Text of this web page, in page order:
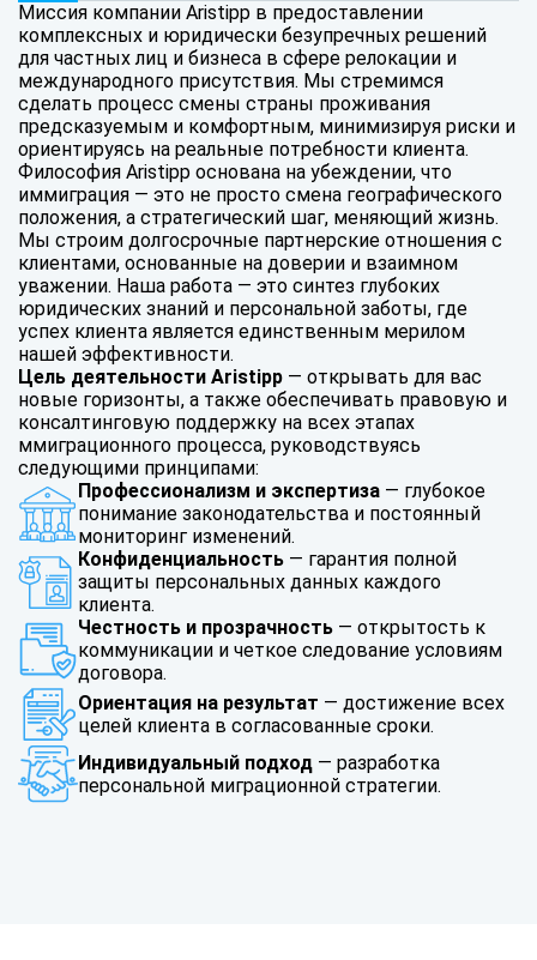
Миссия компании Aristipp в предоставлении
комплексных и юридически безупречных решений
для частных лиц и бизнеса в сфере релокации и
международного присутствия. Мы стремимся
сделать процесс смены страны проживания
предсказуемым и комфортным, минимизируя риски и
ориентируясь на реальные потребности клиента.
Философия Aristipp основана на убеждении, что
иммиграция — это не просто смена географического
положения, а стратегический шаг, меняющий жизнь.
Мы строим долгосрочные партнерские отношения с
клиентами, основанные на доверии и взаимном
уважении. Наша работа — это синтез глубоких
юридических знаний и персональной заботы, где
успех клиента является единственным мерилом
нашей эффективности.
Цель деятельности Aristipp — открывать для вас
новые горизонты, а также обеспечивать правовую и
консалтинговую поддержку на всех этапах
ммиграционного процесса, руководствуясь
следующими принципами:
Профессионализм и экспертиза — глубокое
понимание законодательства и постоянный
мониторинг изменений.
Конфиденциальность — гарантия полной
защиты персональных данных каждого
клиента.
Честность и прозрачность — открытость к
коммуникации и четкое следование условиям
договора.
Ориентация на результат — достижение всех
целей клиента в согласованные сроки.
Индивидуальный подход — разработка
персональной миграционной стратегии.